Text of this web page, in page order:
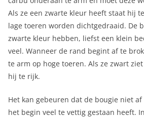
Als ze een zwarte kleur heeft staat hij
lage toeren worden dichtgedraaid. De
zwarte kleur hebben, liefst een klein
veel. Wanneer de rand begint af te
te arm op hoge toeren. Als ze zwart
hij te rijk.
Het kan gebeuren dat de bougie niet
het begin veel te vettig gestaan heeft.